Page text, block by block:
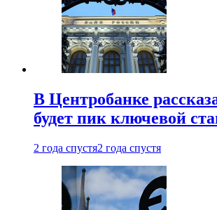
В Центробанке
будет пик ключевой
2 года спустя2 года спустя